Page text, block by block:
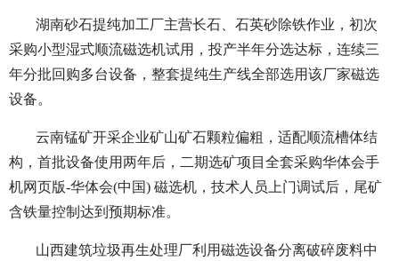
湖南砂石提纯加工厂主营长石、石英砂除铁作业，初次
采购小型湿式顺流磁选机试用，投产半年分选达标，连续三
年分批回购多台设备，整套提纯生产线全部选用该厂家磁选
设备。
云南锰矿开采企业矿山矿石颗粒偏粗，适配顺流槽体结
构，首批设备使用两年后，二期选矿项目全套采购华体会手
机网页版-华体会(中国) 磁选机，技术人员上门调试后，尾矿
含铁量控制达到预期标准。
山西建筑垃圾再生处理厂利用磁选设备分离破碎废料中